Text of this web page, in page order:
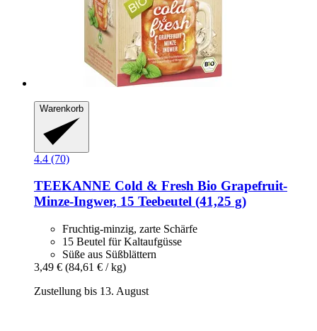
Warenkorb
4.4 (70)
TEEKANNE Cold & Fresh Bio Grapefruit-​
Minze-​Ingwer, 15 Teebeutel (41,25 g)
Fruchtig-minzig, zarte Schärfe
15 Beutel für Kaltaufgüsse
Süße aus Süßblättern
3,49 € (84,61 € / kg)
Zustellung bis 13. August